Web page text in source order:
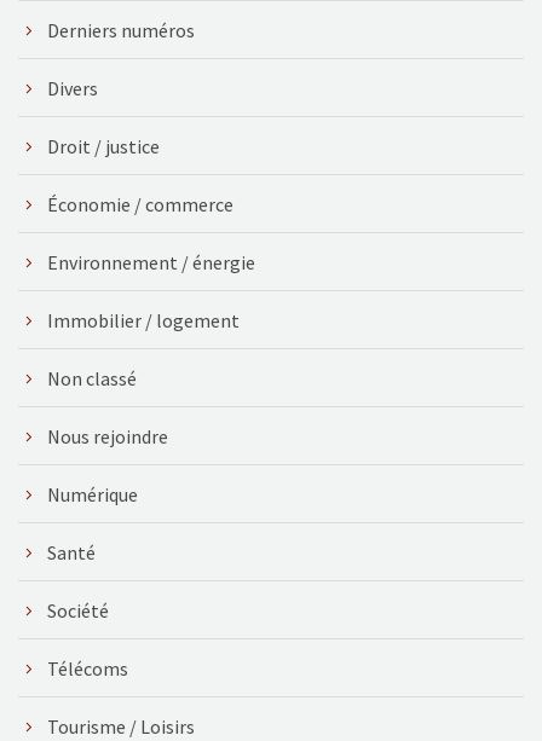
Derniers numéros
Divers
Droit / justice
Économie / commerce
Environnement / énergie
Immobilier / logement
Non classé
Nous rejoindre
Numérique
Santé
Société
Télécoms
Tourisme / Loisirs